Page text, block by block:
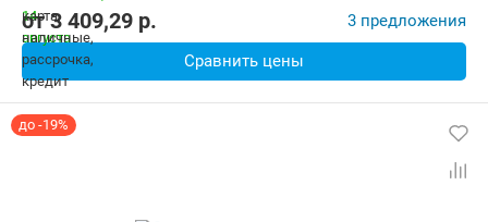
Безопасность:Защита от детей
от3 409,29 p. 3 предложения
Сравнить цены
до -19%